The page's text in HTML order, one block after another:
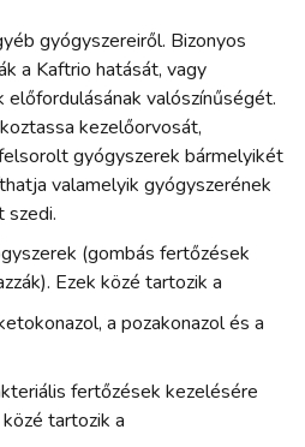
gyógyszereiről. Bizonyos
a Kaftrio hatását, vagy
valószínűségét.
kezelőorvosát,
gyógyszerek bármelyikét
valamelyik gyógyszerének
szedi.
(gombás fertőzések
Ezek közé tartozik a
a pozakonazol és a
fertőzések kezelésére
tartozik a